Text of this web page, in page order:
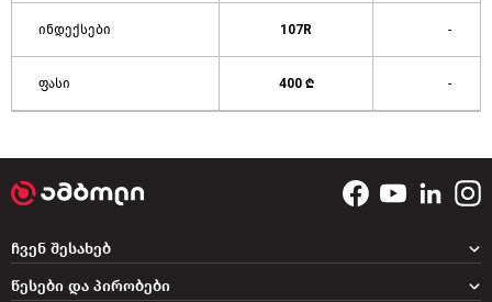
ინდექსები 107R -
ფასი 400 ₾ -
ჩვენ შესახებ
წესები და პირობები